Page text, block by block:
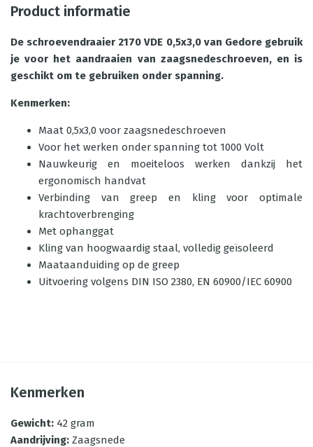
Product informatie
De schroevendraaier 2170 VDE 0,5x3,0 van Gedore gebruik
je voor het aandraaien van zaagsnedeschroeven, en is
geschikt om te gebruiken onder spanning.
Kenmerken:
Maat 0,5x3,0 voor zaagsnedeschroeven
Voor het werken onder spanning tot 1000 Volt
Nauwkeurig en moeiteloos werken dankzij het
ergonomisch handvat
Verbinding van greep en kling voor optimale
krachtoverbrenging
Met ophanggat
Kling van hoogwaardig staal, volledig geïsoleerd
Maataanduiding op de greep
Uitvoering volgens DIN ISO 2380, EN 60900/IEC 60900
Kenmerken
Gewicht: 42 gram
Aandrijving: Zaagsnede